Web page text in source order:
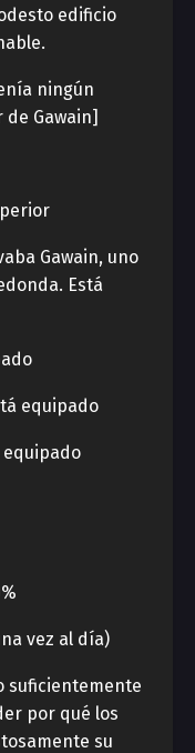
edificio
ningún
Gawain]
Gawain, uno
Está
equipado
vez al día)
suficientemente
por qué los
su